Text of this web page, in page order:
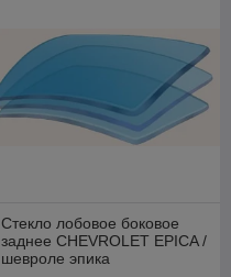
Стекло лобовое боковое
заднее CHEVROLET EPICA /
шевроле эпика